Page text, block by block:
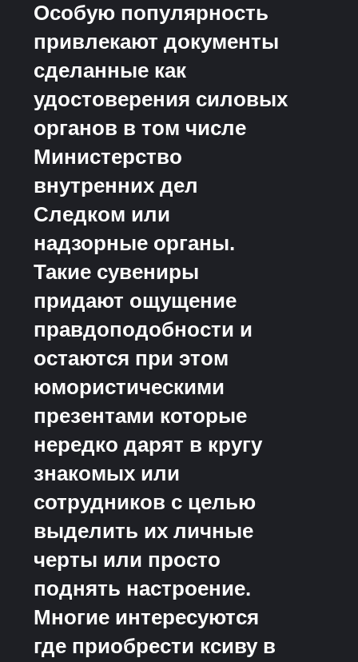
Особую популярность
привлекают документы
сделанные как
удостоверения силовых
органов в том числе
Министерство
внутренних дел
Следком или
надзорные органы.
Такие сувениры
придают ощущение
правдоподобности и
остаются при этом
юмористическими
презентами которые
нередко дарят в кругу
знакомых или
сотрудников с целью
выделить их личные
черты или просто
поднять настроение.
Многие интересуются
где приобрести ксиву в